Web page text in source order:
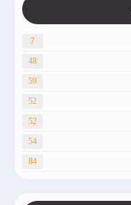
7
48
59
52
52
54
84